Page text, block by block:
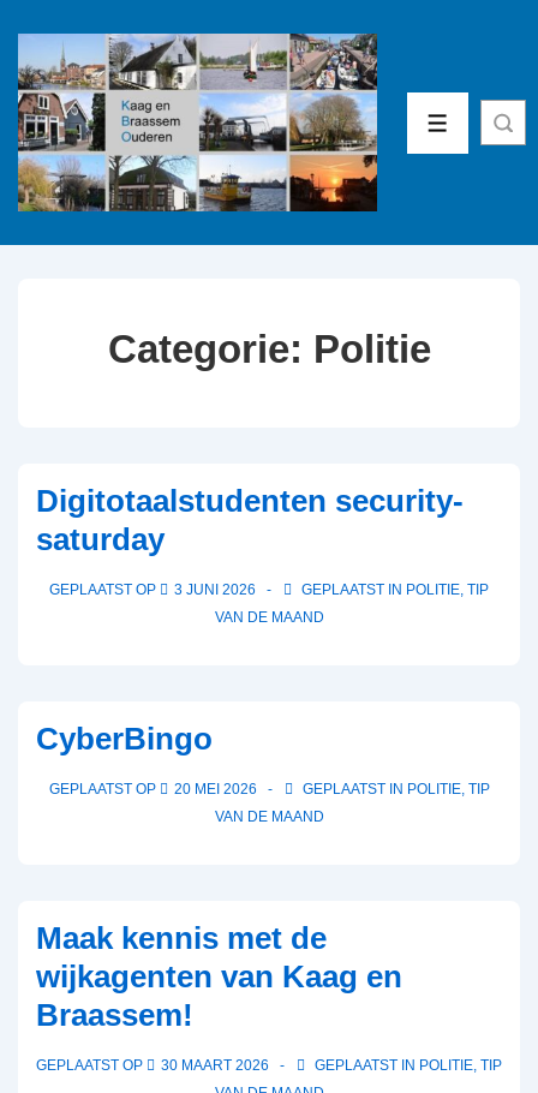
Doorgaan
naar
hoofdinhoud
MENU
Categorie: Politie
Digitotaalstudenten security-
saturday
GEPLAATST OP 3 JUNI 2026 GEPLAATST IN POLITIE, TIP
VAN DE MAAND
CyberBingo
GEPLAATST OP 20 MEI 2026 GEPLAATST IN POLITIE, TIP
VAN DE MAAND
Maak kennis met de
wijkagenten van Kaag en
Braassem!
GEPLAATST OP 30 MAART 2026 GEPLAATST IN POLITIE, TIP